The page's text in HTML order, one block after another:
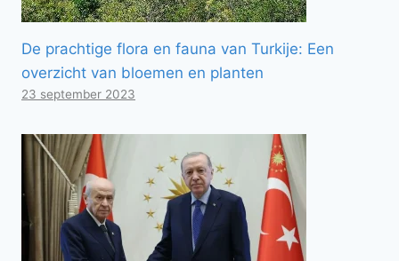
De prachtige flora en fauna van Turkije: Een
overzicht van bloemen en planten
23 september 2023